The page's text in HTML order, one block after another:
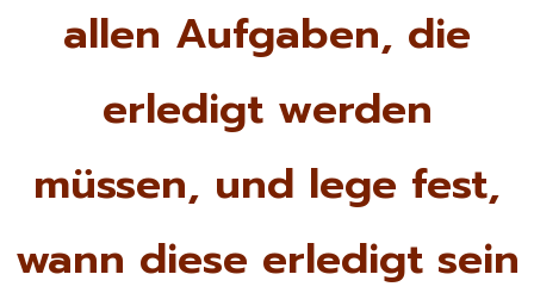
allen Aufgaben, die
erledigt werden
müssen, und lege fest,
wann diese erledigt sein